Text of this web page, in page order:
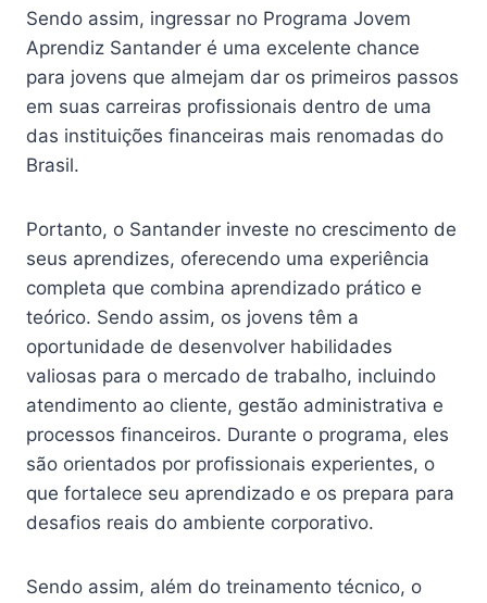
Sendo assim, ingressar no Programa Jovem
Aprendiz Santander é uma excelente chance
para jovens que almejam dar os primeiros passos
em suas carreiras profissionais dentro de uma
das instituições financeiras mais renomadas do
Brasil.
Portanto, o Santander investe no crescimento de
seus aprendizes, oferecendo uma experiência
completa que combina aprendizado prático e
teórico. Sendo assim, os jovens têm a
oportunidade de desenvolver habilidades
valiosas para o mercado de trabalho, incluindo
atendimento ao cliente, gestão administrativa e
processos financeiros. Durante o programa, eles
são orientados por profissionais experientes, o
que fortalece seu aprendizado e os prepara para
desafios reais do ambiente corporativo.
Sendo assim, além do treinamento técnico, o